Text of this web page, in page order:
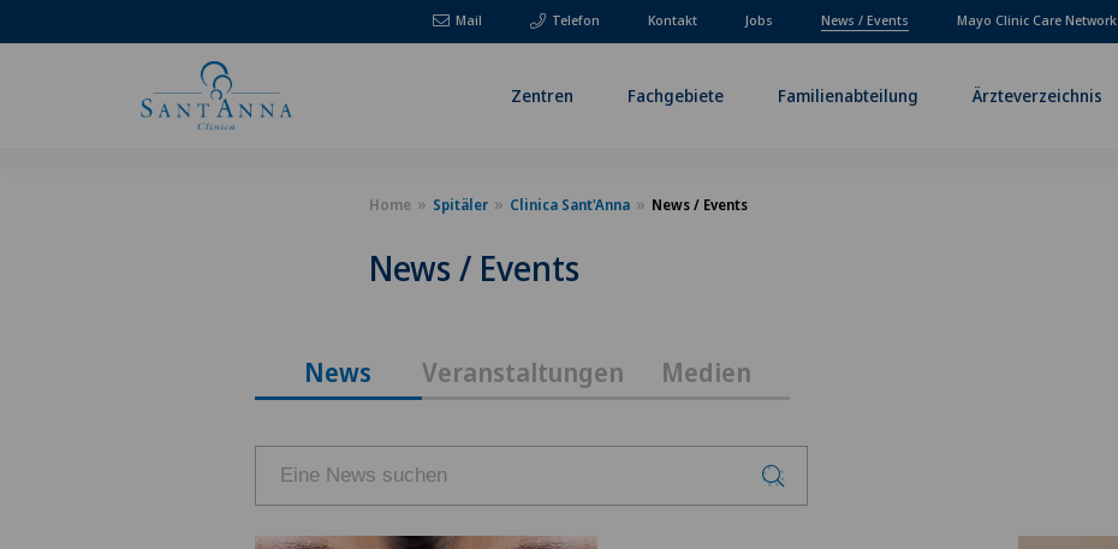
Mail Telefon Kontakt Jobs News / Events Mayo Clinic Care Network
Zentren Fachgebiete Familienabteilung Ärzteverzeichnis
Home Spitäler Clinica Sant'Anna News / Events
News / Events
News Veranstaltungen Medien